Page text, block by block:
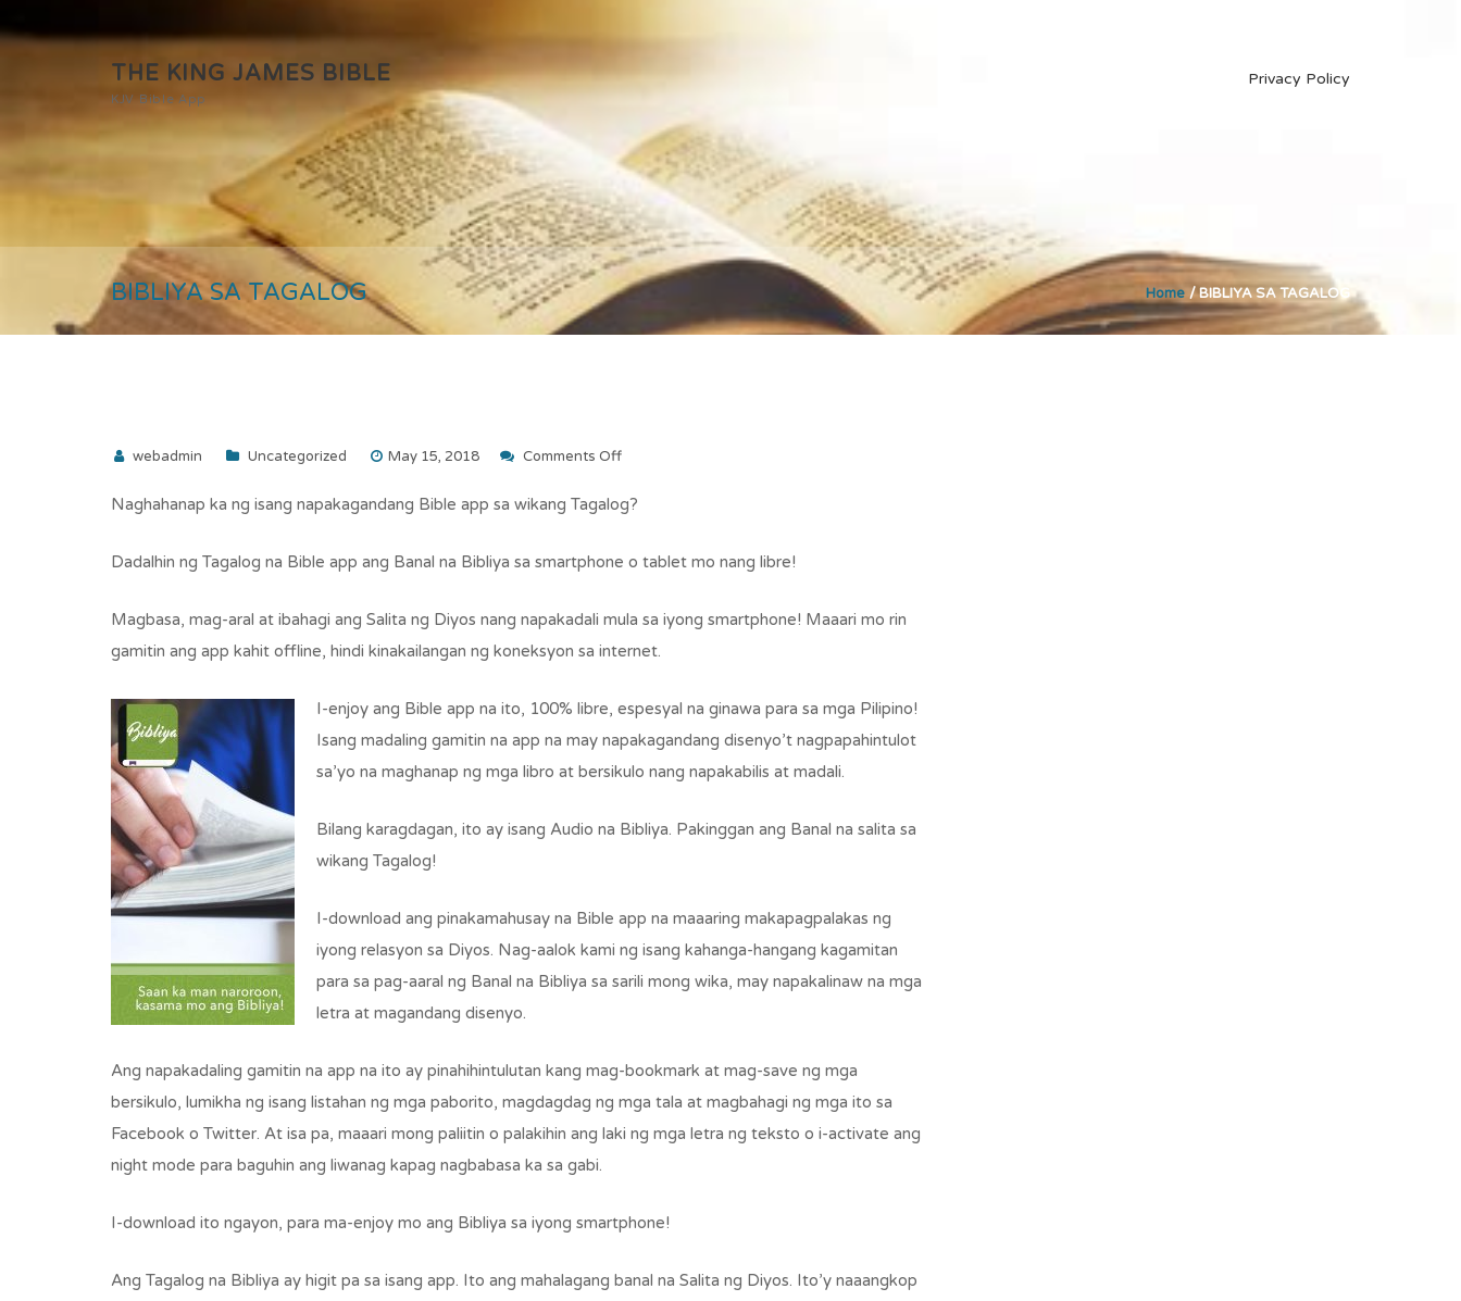
THE KING JAMES BIBLE
KJV Bible App
Privacy Policy
BIBLIYA SA TAGALOG Home /BIBLIYA SA TAGALOG
webadmin Uncategorized May 15, 2018 Comments Off
sa
Naghahanap ka ng isang napakagandang Bible app sa wikang Tagalog?
Dadalhin ng Tagalog na Bible app ang Banal na Bibliya sa smartphone o tablet mo nang libre!
Magbasa, mag-aral at ibahagi ang Salita ng Diyos nang napakadali mula sa iyong smartphone! Maaari mo rin
gamitin ang app kahit offline, hindi kinakailangan ng koneksyon sa internet.
I-enjoy ang Bible app na ito, 100% libre, espesyal na ginawa para sa mga Pilipino!
Isang madaling gamitin na app na may napakagandang disenyo’t nagpapahintulot
sa’yo na maghanap ng mga libro at bersikulo nang napakabilis at madali.
Bilang karagdagan, ito ay isang Audio na Bibliya. Pakinggan ang Banal na salita sa
wikang Tagalog!
I-download ang pinakamahusay na Bible app na maaaring makapagpalakas ng
iyong relasyon sa Diyos. Nag-aalok kami ng isang kahanga-hangang kagamitan
para sa pag-aaral ng Banal na Bibliya sa sarili mong wika, may napakalinaw na mga
letra at magandang disenyo.
Ang napakadaling gamitin na app na ito ay pinahihintulutan kang mag-bookmark at mag-save ng mga
bersikulo, lumikha ng isang listahan ng mga paborito, magdagdag ng mga tala at magbahagi ng mga ito sa
Facebook o Twitter. At isa pa, maaari mong paliitin o palakihin ang laki ng mga letra ng teksto o i-activate ang
night mode para baguhin ang liwanag kapag nagbabasa ka sa gabi.
I-download ito ngayon, para ma-enjoy mo ang Bibliya sa iyong smartphone!
Ang Tagalog na Bibliya ay higit pa sa isang app. Ito ang mahalagang banal na Salita ng Diyos. Ito’y naaangkop